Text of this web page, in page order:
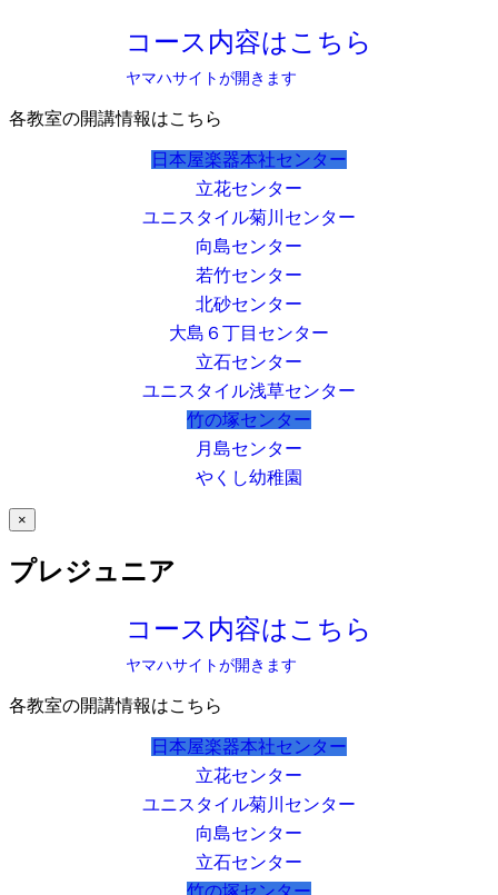
コース内容はこちら
ヤマハサイトが開きます
各教室の開講情報はこちら
日本屋楽器本社センター
立花センター
ユニスタイル菊川センター
向島センター
若竹センター
北砂センター
大島６丁目センター
立石センター
ユニスタイル浅草センター
竹の塚センター
月島センター
やくし幼稚園
×
プレジュニア
コース内容はこちら
ヤマハサイトが開きます
各教室の開講情報はこちら
日本屋楽器本社センター
立花センター
ユニスタイル菊川センター
向島センター
立石センター
竹の塚センター